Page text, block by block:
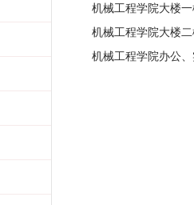
机械工程学院大楼
机械工程学院大楼
机械工程学院办公